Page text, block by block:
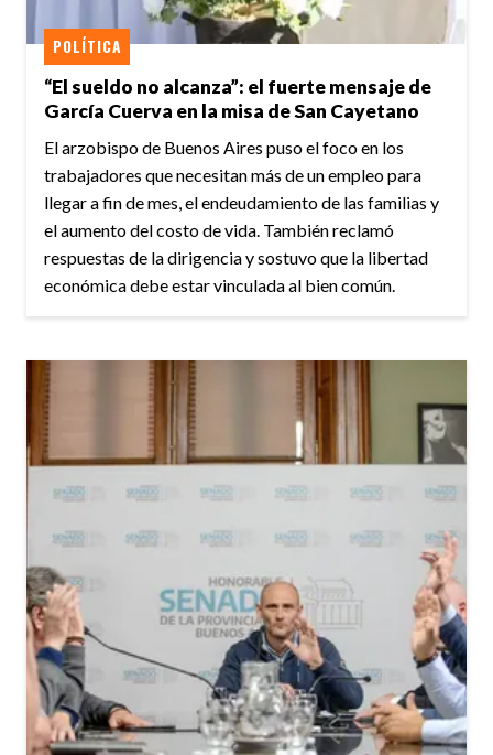
“El sueldo no alcanza”: el fuerte mensaje de
García Cuerva en la misa de San Cayetano
POLÍTICA
El arzobispo de Buenos Aires puso el foco en los
trabajadores que necesitan más de un empleo para
llegar a fin de mes, el endeudamiento de las familias y
el aumento del costo de vida. También reclamó
respuestas de la dirigencia y sostuvo que la libertad
económica debe estar vinculada al bien común.